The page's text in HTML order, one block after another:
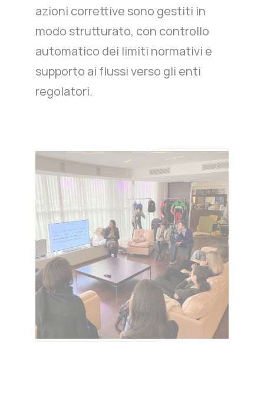
azioni correttive sono gestiti in
modo strutturato, con controllo
automatico dei limiti normativi e
supporto ai flussi verso gli enti
regolatori.